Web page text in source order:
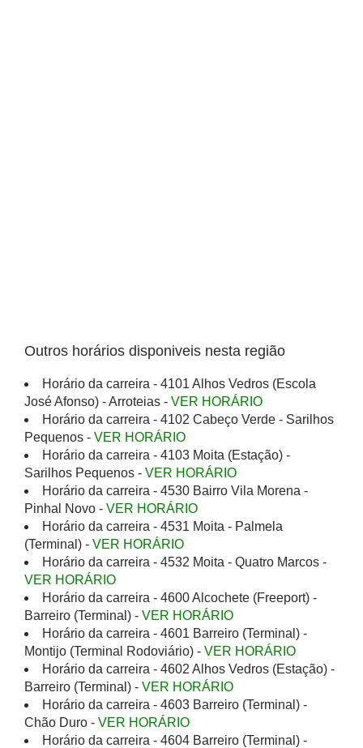
Outros horários disponiveis nesta região
Horário da carreira - 4101 Alhos Vedros (Escola
José Afonso) - Arroteias - VER HORÁRIO
Horário da carreira - 4102 Cabeço Verde - Sarilhos
Pequenos - VER HORÁRIO
Horário da carreira - 4103 Moita (Estação) -
Sarilhos Pequenos - VER HORÁRIO
Horário da carreira - 4530 Bairro Vila Morena -
Pinhal Novo - VER HORÁRIO
Horário da carreira - 4531 Moita - Palmela
(Terminal) - VER HORÁRIO
Horário da carreira - 4532 Moita - Quatro Marcos -
VER HORÁRIO
Horário da carreira - 4600 Alcochete (Freeport) -
Barreiro (Terminal) - VER HORÁRIO
Horário da carreira - 4601 Barreiro (Terminal) -
Montijo (Terminal Rodoviário) - VER HORÁRIO
Horário da carreira - 4602 Alhos Vedros (Estação) -
Barreiro (Terminal) - VER HORÁRIO
Horário da carreira - 4603 Barreiro (Terminal) -
Chão Duro - VER HORÁRIO
Horário da carreira - 4604 Barreiro (Terminal) -